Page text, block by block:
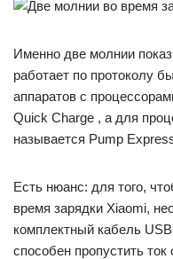
Именно две молнии
работает по протоколу
аппаратов с
Quick Charge , а для
называется Pump
Есть нюанс: для того,
время зарядки Xiaomi,
комплектный кабель
способен пропустить